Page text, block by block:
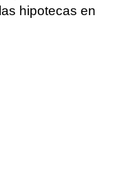
hipotecas en